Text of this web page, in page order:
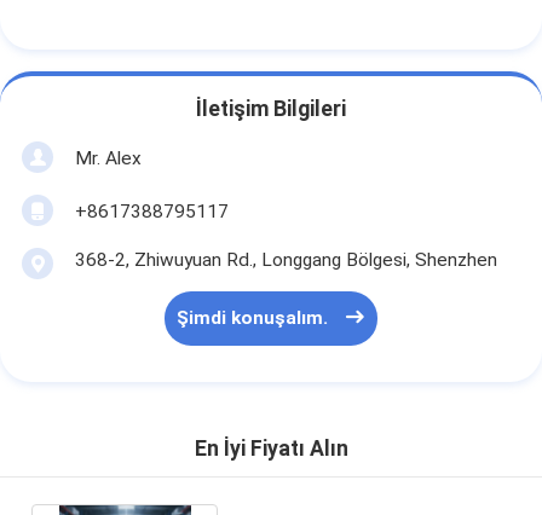
İletişim Bilgileri
Mr. Alex
+8617388795117
368-2, Zhiwuyuan Rd., Longgang Bölgesi, Shenzhen
Şimdi konuşalım.
En İyi Fiyatı Alın